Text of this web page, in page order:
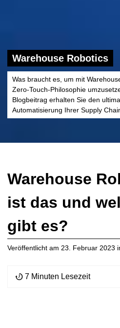
Warehouse Robotics
Was braucht es, um mit
Zero-Touch-Philosophie
Blogbeitrag erhalten Sie den
Automatisierung Ihrer Supply
Warehouse
ist das und
gibt es?
Veröffentlicht am 23. Februar 2023
7 Minuten Lesezeit